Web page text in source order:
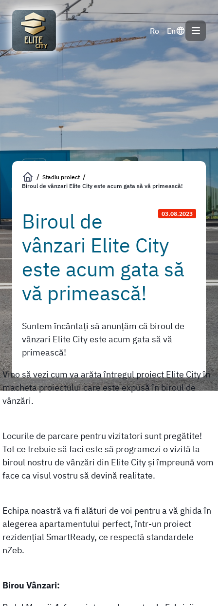
Stadiu proiect
Biroul de vânzari Elite City este acum gata să vă primească!
03.08.2023
Biroul de
vânzari Elite City
este acum gata să
vă primească!
Suntem încântați să anunțăm că biroul de
vânzari Elite City este acum gata să vă
primească!
Vino să vezi cum va arăta întregul proiect Elite City în
macheta proiectului care este expusă în biroul de
vânzări.
Locurile de parcare pentru vizitatori sunt pregătite!
Tot ce trebuie să faci este să programezi o vizită la
biroul nostru de vânzări din Elite City și împreună vom
face ca visul vostru să devină realitate.
Echipa noastră va fi alături de voi pentru a vă ghida în
alegerea apartamentului perfect, într-un proiect
rezidențial SmartReady, ce respectă standardele
nZeb.
Birou Vânzari: